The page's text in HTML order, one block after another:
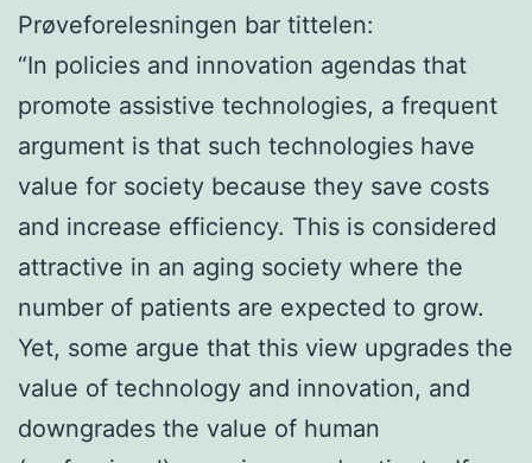
Prøveforelesningen bar tittelen:
“In policies and innovation agendas that
promote assistive technologies, a frequent
argument is that such technologies have
value for society because they save costs
and increase efficiency. This is considered
attractive in an aging society where the
number of patients are expected to grow.
Yet, some argue that this view upgrades the
value of technology and innovation, and
downgrades the value of human